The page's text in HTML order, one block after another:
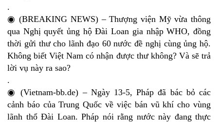
.
◉ (BREAKING NEWS) – Thượng viện Mỹ vừa thông
qua Nghị quyết ủng hộ Đài Loan gia nhập WHO, đồng
thời gửi thư cho lãnh đạo 60 nước đề nghị cùng ủng hộ.
Không biết Việt Nam có nhận được thư không? Và sẽ trả
lời vụ này ra sao?
.
◉ (Vietnam-bb.de) – Ngày 13-5, Pháp đã bác bỏ các
cảnh báo của Trung Quốc về việc bán vũ khí cho vùng
lãnh thổ Đài Loan. Pháp nói rằng nước này đang thực